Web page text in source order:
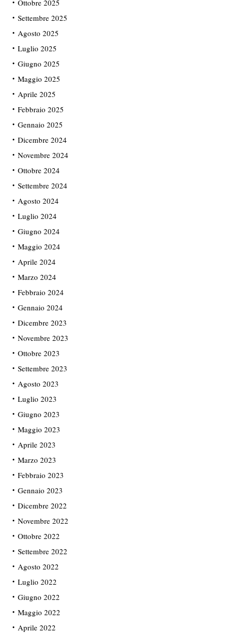
Ottobre 2025
Settembre 2025
Agosto 2025
Luglio 2025
Giugno 2025
Maggio 2025
Aprile 2025
Febbraio 2025
Gennaio 2025
Dicembre 2024
Novembre 2024
Ottobre 2024
Settembre 2024
Agosto 2024
Luglio 2024
Giugno 2024
Maggio 2024
Aprile 2024
Marzo 2024
Febbraio 2024
Gennaio 2024
Dicembre 2023
Novembre 2023
Ottobre 2023
Settembre 2023
Agosto 2023
Luglio 2023
Giugno 2023
Maggio 2023
Aprile 2023
Marzo 2023
Febbraio 2023
Gennaio 2023
Dicembre 2022
Novembre 2022
Ottobre 2022
Settembre 2022
Agosto 2022
Luglio 2022
Giugno 2022
Maggio 2022
Aprile 2022